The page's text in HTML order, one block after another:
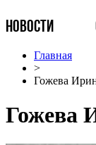
НОВОСТИ
Главная
>
Гожева
Гожева